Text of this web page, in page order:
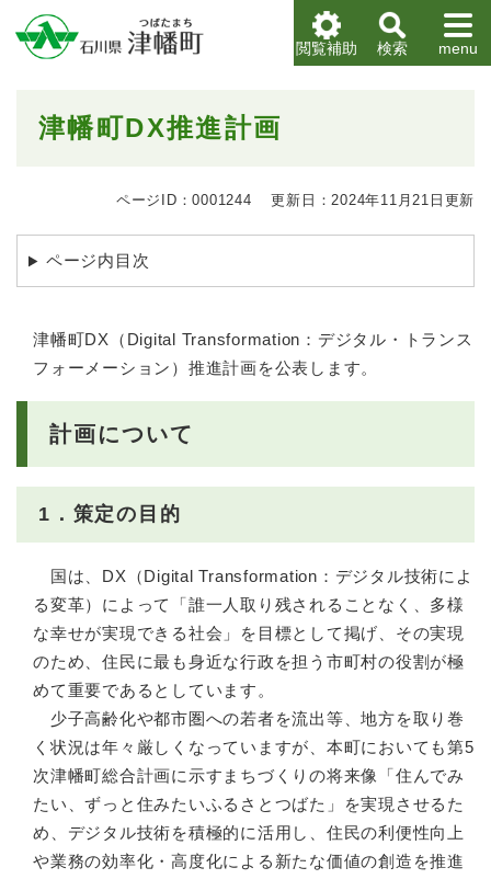
メニューを飛ばして本文へ
閲覧補助
検索 menu
津幡町DX推進計画
ページID：0001244 更新日：2024年11月21日更新
ページ内目次
津幡町DX（Digital Transformation：デジタル・トランス
フォーメーション）推進計画を公表します。
計画について
1．策定の目的
国は、DX（Digital Transformation：デジタル技術によ
る変革）によって「誰一人取り残されることなく、多様
な幸せが実現できる社会」を目標として掲げ、その実現
のため、住民に最も身近な行政を担う市町村の役割が極
めて重要であるとしています。
少子高齢化や都市圏への若者を流出等、地方を取り巻
く状況は年々厳しくなっていますが、本町においても第5
次津幡町総合計画に示すまちづくりの将来像「住んでみ
たい、ずっと住みたいふるさとつばた」を実現させるた
め、デジタル技術を積極的に活用し、住民の利便性向上
や業務の効率化・高度化による新たな価値の創造を推進